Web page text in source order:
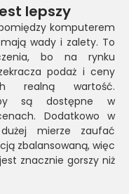
lepszy
komputerem
wady i zalety. To
bo na rynku
podaż i ceny
realną wartość.
są dostępne w
Dodatkowo w
mierze zaufać
zbalansowaną, więc
znacznie gorszy niż